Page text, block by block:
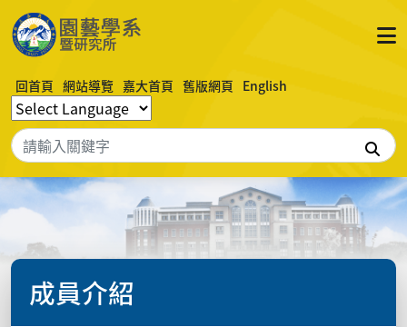
回首頁 網站導覽 嘉大首頁 舊版網頁 English
搜尋
成員介紹